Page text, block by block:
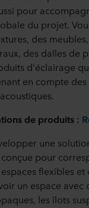
de chaque cookie
confidentialité de
pendant laquelle
terminal. C’est à
web peuvent
vous
votre
web. Consultez
plus sur notre
de
des données
de la société
pour
du projet.
des
des dalles de
d'éclairage
en compte des
de produits :
une
pour
flexibles et
un espace avec
les îlots